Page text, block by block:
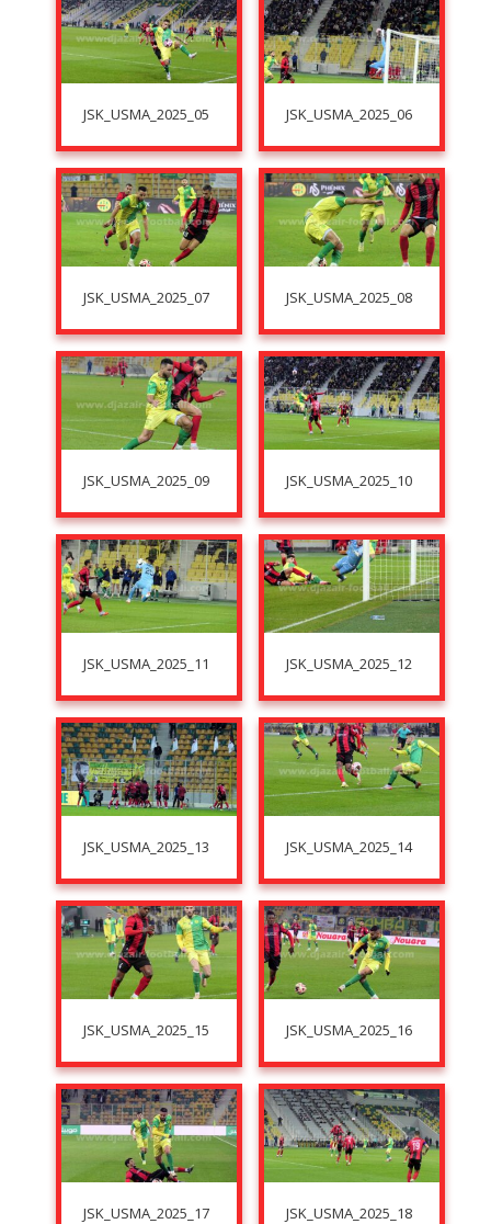
JSK_USMA_2025_05 JSK_USMA_2025_06
JSK_USMA_2025_07 JSK_USMA_2025_08
JSK_USMA_2025_09 JSK_USMA_2025_10
JSK_USMA_2025_11 JSK_USMA_2025_12
JSK_USMA_2025_13 JSK_USMA_2025_14
JSK_USMA_2025_15 JSK_USMA_2025_16
JSK_USMA_2025_17 JSK_USMA_2025_18